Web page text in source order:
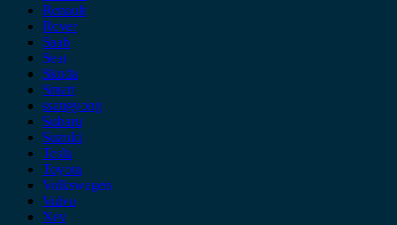
Renault
Rover
Saab
Seat
Skoda
Smart
ssangyong
Subaru
Suzuki
Tesla
Toyota
Volkswagen
Volvo
Xev